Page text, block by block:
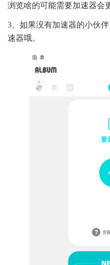
浏览啥的可能需要加速器会
3、如果没有加速器的小伙
速器哦。